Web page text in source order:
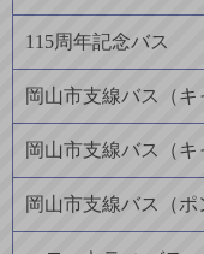
115周年記念バス
岡山市支線バス（キ
岡山市支線バス（
岡山市支線バス（ポ